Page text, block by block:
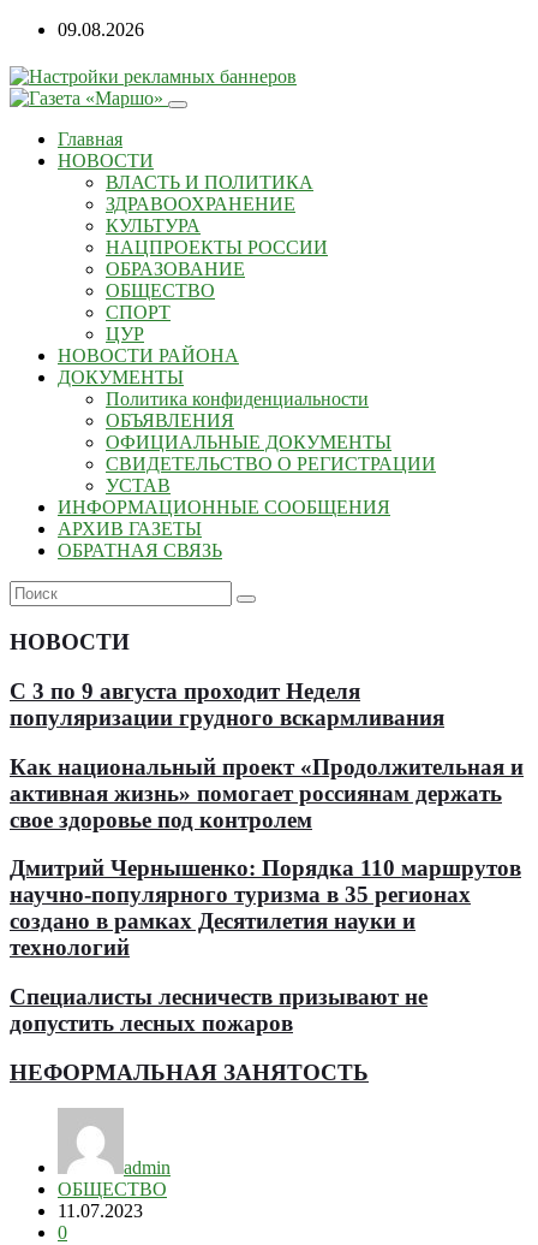
09.08.2026
Главная
НОВОСТИ
ВЛАСТЬ И ПОЛИТИКА
ЗДРАВООХРАНЕНИЕ
КУЛЬТУРА
НАЦПРОЕКТЫ РОССИИ
ОБРАЗОВАНИЕ
ОБЩЕСТВО
СПОРТ
ЦУР
НОВОСТИ РАЙОНА
ДОКУМЕНТЫ
Политика конфиденциальности
ОБЪЯВЛЕНИЯ
ОФИЦИАЛЬНЫЕ ДОКУМЕНТЫ
СВИДЕТЕЛЬСТВО О РЕГИСТРАЦИИ
УСТАВ
ИНФОРМАЦИОННЫЕ СООБЩЕНИЯ
АРХИВ ГАЗЕТЫ
ОБРАТНАЯ СВЯЗЬ
НОВОСТИ
С 3 по 9 августа проходит Неделя
популяризации грудного вскармливания
Как национальный проект «Продолжительная и
активная жизнь» помогает россиянам держать
свое здоровье под контролем
Дмитрий Чернышенко: Порядка 110 маршрутов
научно-популярного туризма в 35 регионах
создано в рамках Десятилетия науки и
технологий
Специалисты лесничеств призывают не
допустить лесных пожаров
НЕФОРМАЛЬНАЯ ЗАНЯТОСТЬ
admin
ОБЩЕСТВО
11.07.2023
0